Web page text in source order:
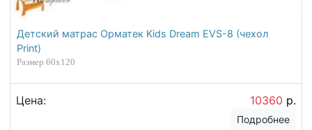
Детский матрас Орматек Kids Dream EVS-8 (чехол
Print)
Размер 60х120
Цена: 10360 р.
Подробнее